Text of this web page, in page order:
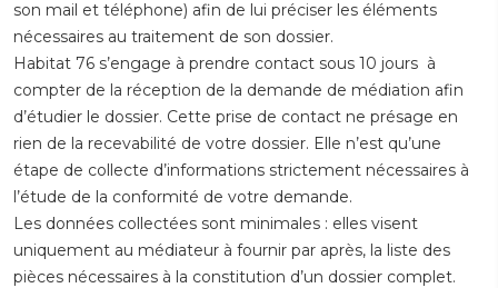
son mail et téléphone) afin de lui préciser les éléments
nécessaires au traitement de son dossier.
Habitat 76 s’engage à prendre contact sous 10 jours à
compter de la réception de la demande de médiation afin
d’étudier le dossier. Cette prise de contact ne présage en
rien de la recevabilité de votre dossier. Elle n’est qu’une
étape de collecte d’informations strictement nécessaires à
l’étude de la conformité de votre demande.
Les données collectées sont minimales : elles visent
uniquement au médiateur à fournir par après, la liste des
pièces nécessaires à la constitution d’un dossier complet.